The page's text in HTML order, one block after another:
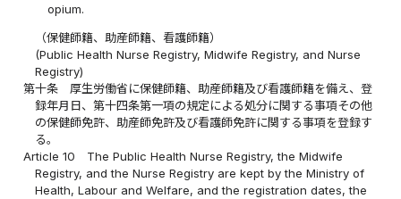
opium.
（保健師籍、助産師籍、看護師籍）
(Public Health Nurse Registry, Midwife Registry, and Nurse
Registry)
第十条
厚生労働省に保健師籍、助産師籍及び看護師籍を備え、登
録年月日、第十四条第一項の規定による処分に関する事項その他
の保健師免許、助産師免許及び看護師免許に関する事項を登録す
る。
Article 10
The Public Health Nurse Registry, the Midwife
Registry, and the Nurse Registry are kept by the Ministry of
Health, Labour and Welfare, and the registration dates, the